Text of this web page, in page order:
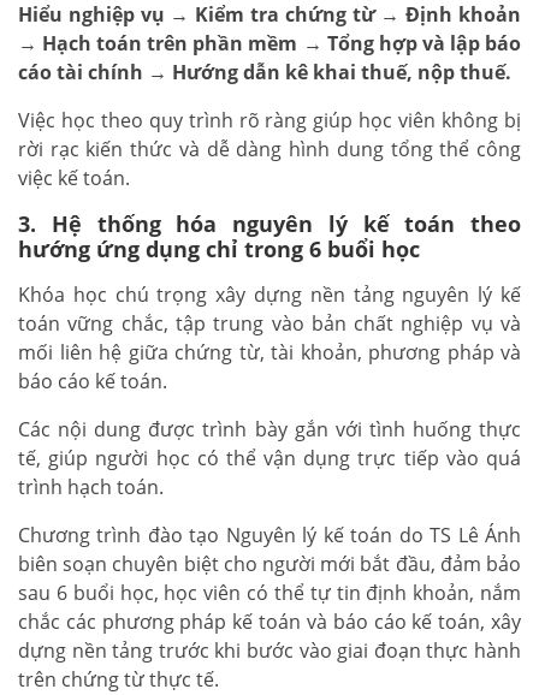
Hiểu nghiệp vụ → Kiểm tra chứng từ → Định khoản
→ Hạch toán trên phần mềm → Tổng hợp và lập báo
cáo tài chính → Hướng dẫn kê khai thuế, nộp thuế.
Việc học theo quy trình rõ ràng giúp học viên không bị
rời rạc kiến thức và dễ dàng hình dung tổng thể công
việc kế toán.
3. Hệ thống hóa nguyên lý kế toán theo
hướng ứng dụng chỉ trong 6 buổi học
Khóa học chú trọng xây dựng nền tảng nguyên lý kế
toán vững chắc, tập trung vào bản chất nghiệp vụ và
mối liên hệ giữa chứng từ, tài khoản, phương pháp và
báo cáo kế toán.
Các nội dung được trình bày gắn với tình huống thực
tế, giúp người học có thể vận dụng trực tiếp vào quá
trình hạch toán.
Chương trình đào tạo Nguyên lý kế toán do TS Lê Ánh
biên soạn chuyên biệt cho người mới bắt đầu, đảm bảo
sau 6 buổi học, học viên có thể tự tin định khoản, nắm
chắc các phương pháp kế toán và báo cáo kế toán, xây
dựng nền tảng trước khi bước vào giai đoạn thực hành
trên chứng từ thực tế.